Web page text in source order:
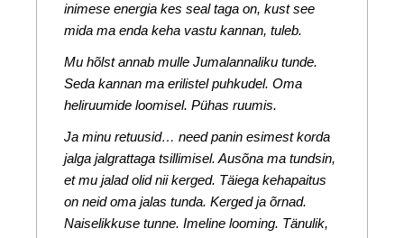
inimese energia kes seal taga on, kust see
mida ma enda keha vastu kannan, tuleb.
Mu hõlst annab mulle Jumalannaliku tunde.
Seda kannan ma erilistel puhkudel. Oma
heliruumide loomisel. Pühas ruumis.
Ja minu retuusid… need panin esimest korda
jalga jalgrattaga tsillimisel. Ausõna ma tundsin,
et mu jalad olid nii kerged. Täiega kehapaitus
on neid oma jalas tunda. Kerged ja õrnad.
Naiselikkuse tunne. Imeline looming. Tänulik,